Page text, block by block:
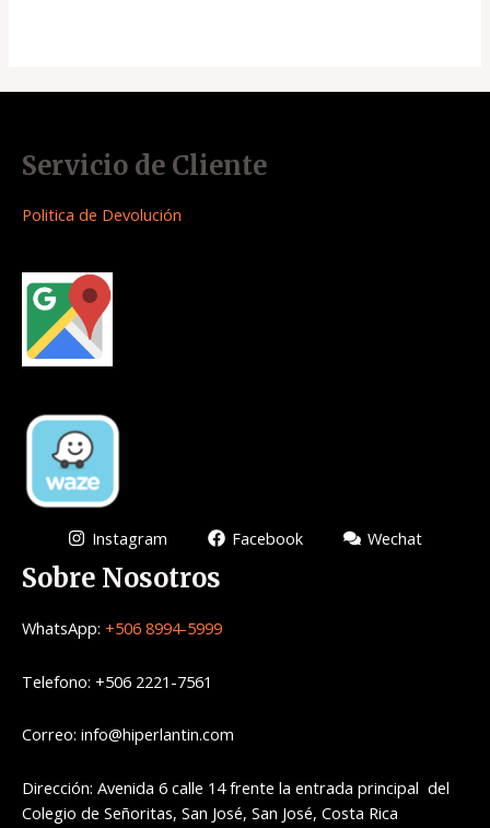
Servicio de Cliente
Politica de Devolución
Instagram Facebook Wechat
Sobre Nosotros
WhatsApp: +506 8994-5999
Telefono: +506 2221-7561
Correo: info@hiperlantin.com
Dirección: Avenida 6 calle 14 frente la entrada principal del
Colegio de Señoritas, San José, San José, Costa Rica